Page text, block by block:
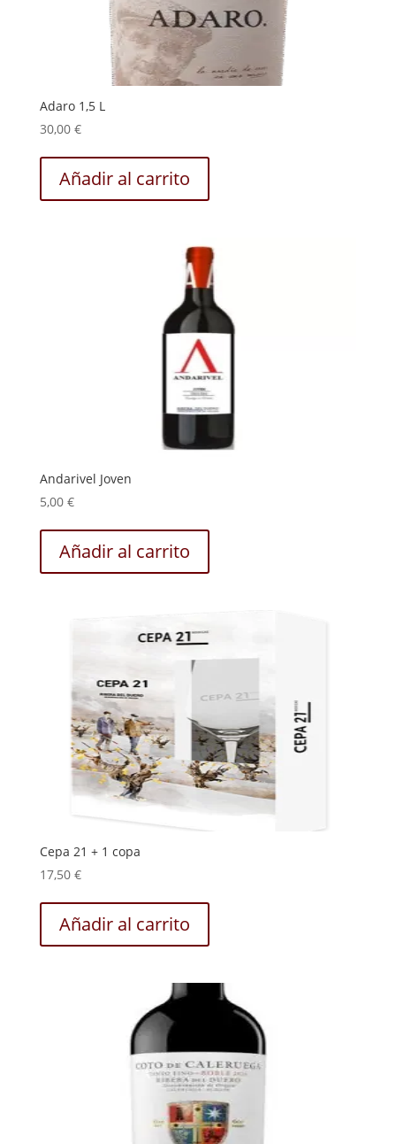
Adaro 1,5 L
30,00 €
Añadir al carrito
Andarivel Joven
5,00 €
Añadir al carrito
Cepa 21 + 1 copa
17,50 €
Añadir al carrito